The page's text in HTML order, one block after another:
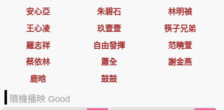
安心亞
朱碧石
林明禎
王心凌
玖壹壹
筷子兄弟
羅志祥
自由發揮
范曉萱
蔡依林
蕭全
謝金燕
鹿晗
鼓鼓
隨機播映 Good